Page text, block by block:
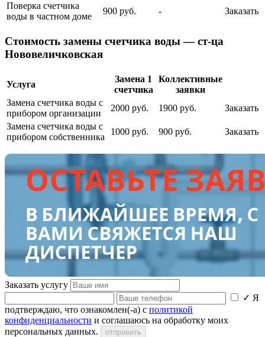
Поверка счетчика
воды в частном доме
900 руб. - Заказать
Cтоимость замены счетчика воды — ст-ца
Нововеличковская
Услуга
Замена 1
счетчика
Коллективные
заявки
Замена счетчика воды с
прибором организации
2000 руб. 1900 руб.
Заказать
Замена счетчика воды с
прибором собственника
1000 руб. 900 руб. Заказать
Заказать услугу
✓ Я
подтверждаю, что ознакомлен(-а) с политикой
конфиденциальности и соглашаюсь на обработку моих
персональных данных.
отправить